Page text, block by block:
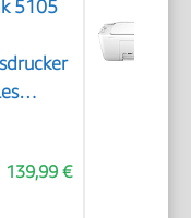
5105
139,99 €